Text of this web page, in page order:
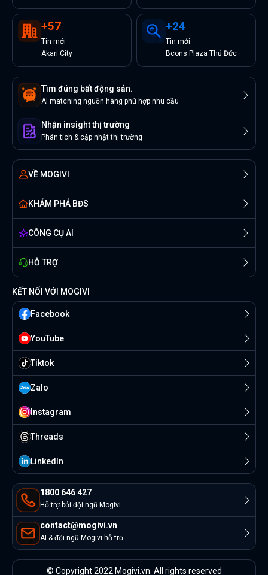
+57
Tin mới
Akari City
+24
Tin mới
Bcons Plaza Thủ Đức
Tìm đúng bất động sản.
AI matching nguồn hàng phù hợp nhu cầu
Nhận insight thị trường
Phân tích & cập nhật thị trường
VỀ MOGIVI
KHÁM PHÁ BĐS
CÔNG CỤ AI
HỖ TRỢ
1800 646 427
Hỗ trợ bởi đội ngũ Mogivi
contact@mogivi.vn
AI & đội ngũ Mogivi hỗ trợ
KẾT NỐI VỚI MOGIVI
Facebook
YouTube
Tiktok
Zalo
Instagram
Threads
Linkedln
© Copyright 2022 Mogivi.vn. All rights reserved